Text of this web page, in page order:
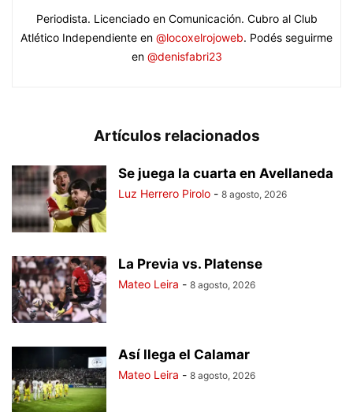
Periodista. Licenciado en Comunicación. Cubro al Club
Atlético Independiente en @locoxelrojoweb. Podés seguirme
en @denisfabri23
Artículos relacionados
Se juega la cuarta en Avellaneda
Luz Herrero Pirolo - 8 agosto, 2026
La Previa vs. Platense
Mateo Leira - 8 agosto, 2026
Así llega el Calamar
Mateo Leira - 8 agosto, 2026